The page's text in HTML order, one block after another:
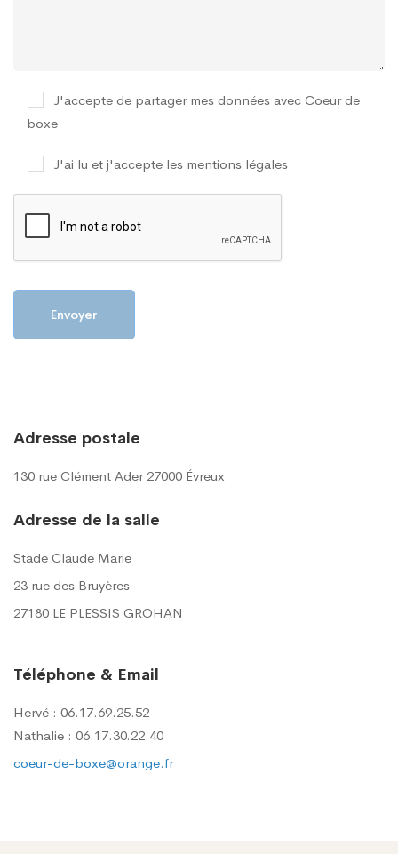
J'accepte de partager mes données avec Coeur de
boxe
J'ai lu et j'accepte les mentions légales
Adresse postale
130 rue Clément Ader 27000 Évreux
Adresse de la salle
Stade Claude Marie
23 rue des Bruyères
27180 LE PLESSIS GROHAN
Téléphone & Email
Hervé : 06.17.69.25.52
Nathalie : 06.17.30.22.40
coeur-de-boxe@orange.fr